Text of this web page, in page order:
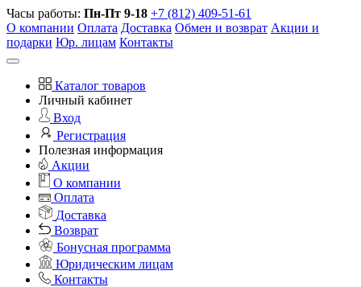
Часы работы: Пн-Пт 9-18 +7 (812) 409-51-61
О компании Оплата Доставка Обмен и возврат Акции и
подарки Юр. лицам Контакты
Каталог товаров
Личный кабинет
Вход
Регистрация
Полезная информация
Акции
О компании
Оплата
Доставка
Возврат
Бонусная программа
Юридическим лицам
Контакты